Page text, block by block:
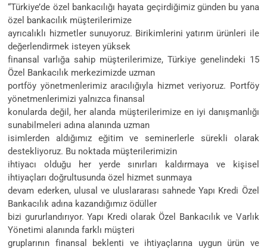
“Türkiye’de özel bankacılığı hayata geçirdiğimiz günden bu yana
özel bankacılık müşterilerimize
ayrıcalıklı hizmetler sunuyoruz. Birikimlerini yatırım ürünleri ile
değerlendirmek isteyen yüksek
finansal varlığa sahip müşterilerimize, Türkiye genelindeki 15
Özel Bankacılık merkezimizde uzman
portföy yönetmenlerimiz aracılığıyla hizmet veriyoruz. Portföy
yönetmenlerimizi yalnızca finansal
konularda değil, her alanda müşterilerimize en iyi danışmanlığı
sunabilmeleri adına alanında uzman
isimlerden aldığımız eğitim ve seminerlerle sürekli olarak
destekliyoruz. Bu noktada müşterilerimizin
ihtiyacı olduğu her yerde sınırları kaldırmaya ve kişisel
ihtiyaçları doğrultusunda özel hizmet sunmaya
devam ederken, ulusal ve uluslararası sahnede Yapı Kredi Özel
Bankacılık adına kazandığımız ödüller
bizi gururlandırıyor. Yapı Kredi olarak Özel Bankacılık ve Varlık
Yönetimi alanında farklı müşteri
gruplarının finansal beklenti ve ihtiyaçlarına uygun ürün ve